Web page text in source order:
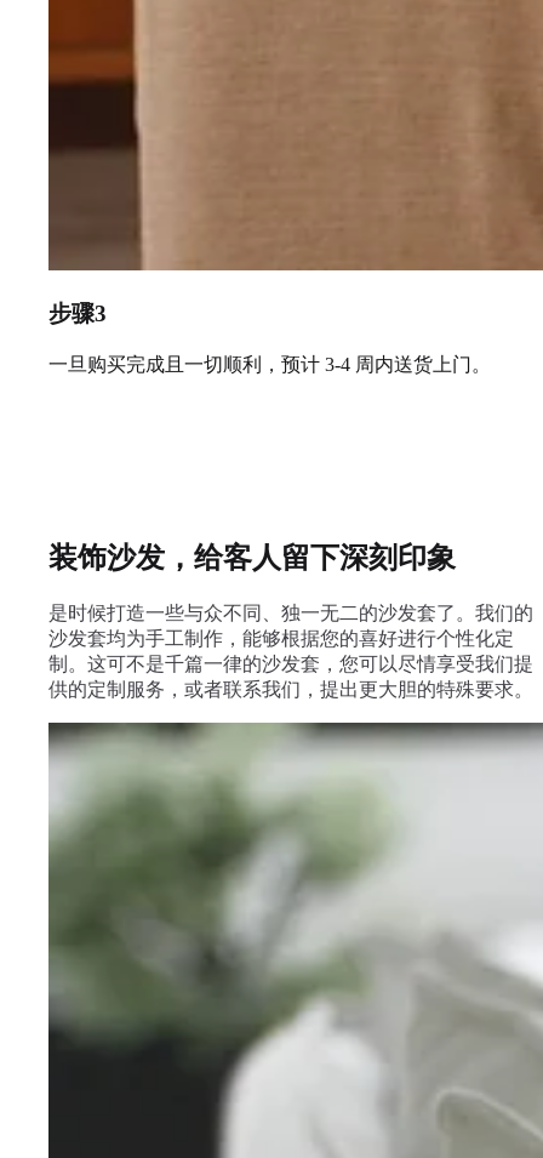
步骤3
一旦购买完成且一切顺利，预计 3-4 周内送货上门。
装饰沙发，给客人留下深刻印象
是时候打造一些与众不同、独一无二的沙发套了。我们的
沙发套均为手工制作，能够根据您的喜好进行个性化定
制。这可不是千篇一律的沙发套，您可以尽情享受我们提
供的定制服务，或者联系我们，提出更大胆的特殊要求。